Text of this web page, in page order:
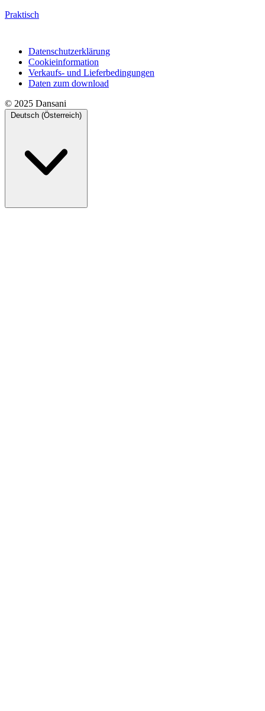
Praktisch
Datenschutzerklärung
Cookieinformation
Verkaufs- und Lieferbedingungen
Daten zum download
© 2025 Dansani
Deutsch (Österreich)